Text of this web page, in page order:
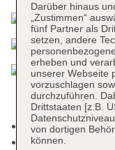
Raucherbereich
Check-in Zeit
Darüber hinaus
„Zustimmen“
fünf Partner als
setzen, andere
erheben und
unserer Webseite
vorzuschlagen
durchzuführen.
Drittstaaten [z.B.
von dortigen
können.